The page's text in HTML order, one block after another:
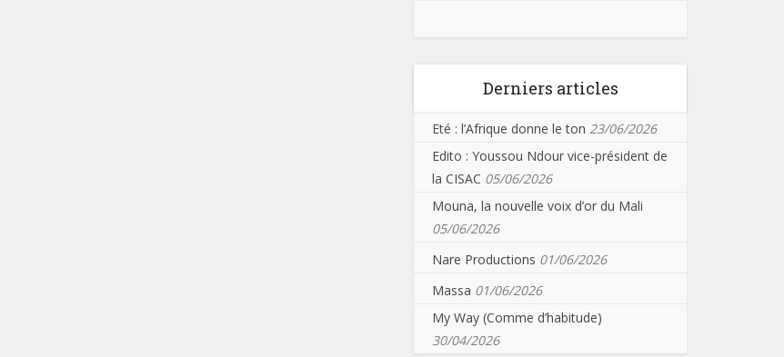
Derniers articles
Eté : l’Afrique donne le ton 23/06/2026
Edito : Youssou Ndour vice-président de
la CISAC 05/06/2026
Mouna, la nouvelle voix d’or du Mali
05/06/2026
Nare Productions 01/06/2026
Massa 01/06/2026
My Way (Comme d’habitude)
30/04/2026